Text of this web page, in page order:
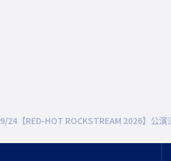
9/24【RED-HOT ROCKSTREAM 2026】公演